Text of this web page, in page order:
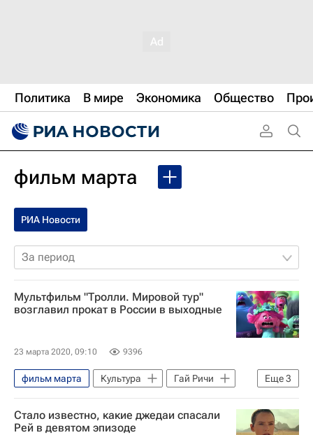
Политика В мире Экономика Общество
фильм марта
РИА Новости
За период
Мультфильм "Тролли. Мировой тур"
возглавил прокат в России в выходные
23 марта 2020, 09:10 9396
Еще3
фильм марта Культура
Гай Ричи
Вин Дизель (Марк Синклер Винсент)
Новости культуры
Кино
Стало известно, какие джедаи спасали
Рей в девятом эпизоде